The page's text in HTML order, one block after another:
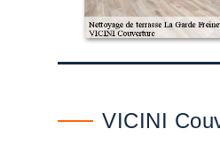
VICINI